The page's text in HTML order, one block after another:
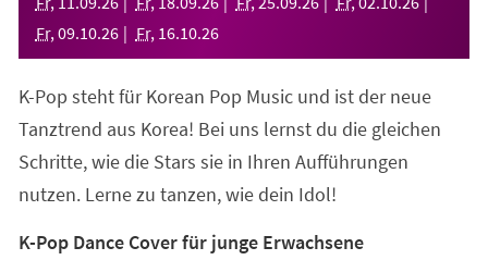
Fr, 09.10.26 Fr, 16.10.26
K-Pop steht für Korean Pop Music und ist der neue
Tanztrend aus Korea! Bei uns lernst du die gleichen
Schritte, wie die Stars sie in Ihren Aufführungen
nutzen. Lerne zu tanzen, wie dein Idol!
K-Pop Dance Cover für junge Erwachsene